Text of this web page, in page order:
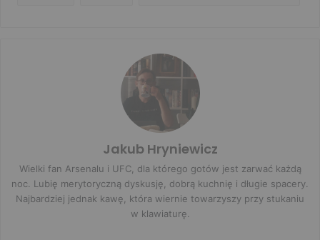
Jakub Hryniewicz
Wielki fan Arsenalu i UFC, dla którego gotów jest zarwać każdą
noc. Lubię merytoryczną dyskusję, dobrą kuchnię i długie spacery.
Najbardziej jednak kawę, która wiernie towarzyszy przy stukaniu
w klawiaturę.